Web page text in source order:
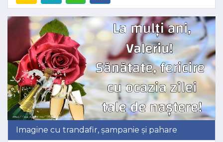
Imagine cu trandafir, șampanie și pahare